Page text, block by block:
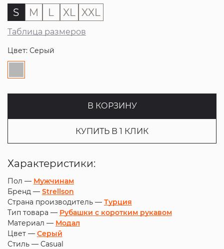
S M L XL XXL
Таблица размеров
Цвет: Серый
В КОРЗИНУ
КУПИТЬ В 1 КЛИК
Характеристики:
Пол — Мужчинам
Бренд — Strellson
Страна производитель — Турция
Тип товара — Рубашки с коротким рукавом
Материал — Модал
Цвет — Серый
Стиль — Casual